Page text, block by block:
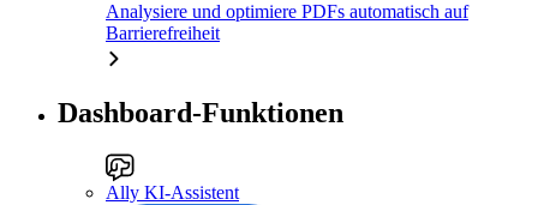
Analysiere und optimiere PDFs automatisch auf
Barrierefreiheit
Dashboard-Funktionen
Ally KI-Assistent